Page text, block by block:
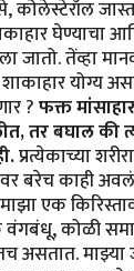
कोलेस्टेरॉल
घेण्याचा
जातो. तेंव्हा
शाकाहार योग्य
?फक्त
तर बघाल की
प्रत्येकाच्या
बरेच काही
एक
कोळी
असतात. माझ्या